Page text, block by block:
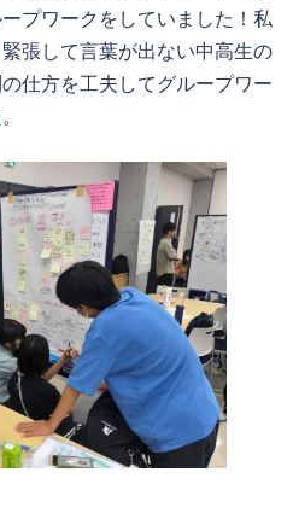
プワークをしていました！私
張して言葉が出ない中高生の
仕方を工夫してグループワー